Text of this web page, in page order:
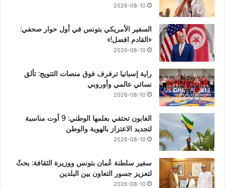
2026-08-10
السفير الأمريكي بتونس في أول حوار صحفي:
«القادم افضل!»
2026-08-10
راية إسبانيا ترفرف فوق منصات التتويج: تألق
نسائي عالمي وأوروبي
2026-08-10
الغابون تحتفي بعلمها الوطني: 9 أوت مناسبة
لتجديد الاعتزاز بالهوية والوطن
2026-08-10
سفير سلطنة عُمان بتونس ووزيرة الثقافة: بحثٌ
لتعزيز جسور التعاون بين البلدين
2026-08-10